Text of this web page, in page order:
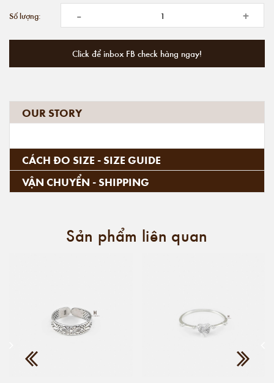
Số lượng: - +
Click để inbox FB check hàng ngay!
OUR STORY
CÁCH ĐO SIZE - SIZE GUIDE
VẬN CHUYỂN - SHIPPING
Sản phẩm liên quan